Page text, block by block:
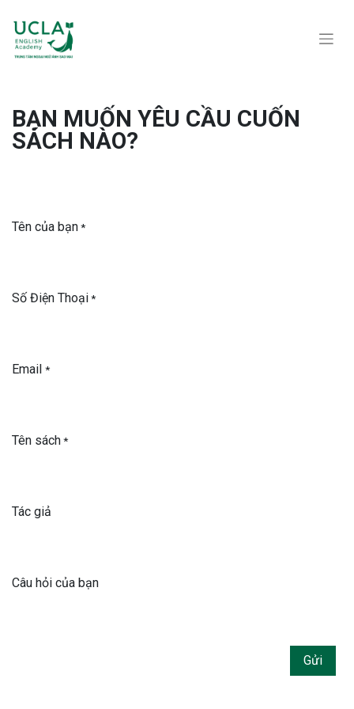
BẠN MUỐN YÊU CẦU CUỐN
SÁCH NÀO?
Tên của bạn*
Số Điện Thoại*
Email *
Tên sách*
Tác giả
Câu hỏi của bạn
Gửi